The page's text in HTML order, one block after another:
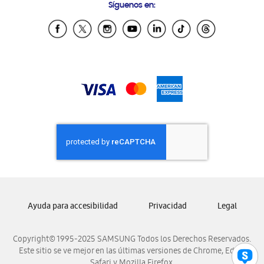
Samsung Ecuador
Samsung El Salvador
Samsung Nicaragua
Samsung Panamá
Samsung República Dominicana
Samsung Venezuela
Síguenos en:
Copyright© 1995-2025 SAMSUNG Todos los Derechos Reservados.
Este sitio se ve mejor en las últimas versiones de Chrome, Edge,
Ayuda para accesibilidad Privacidad Legal